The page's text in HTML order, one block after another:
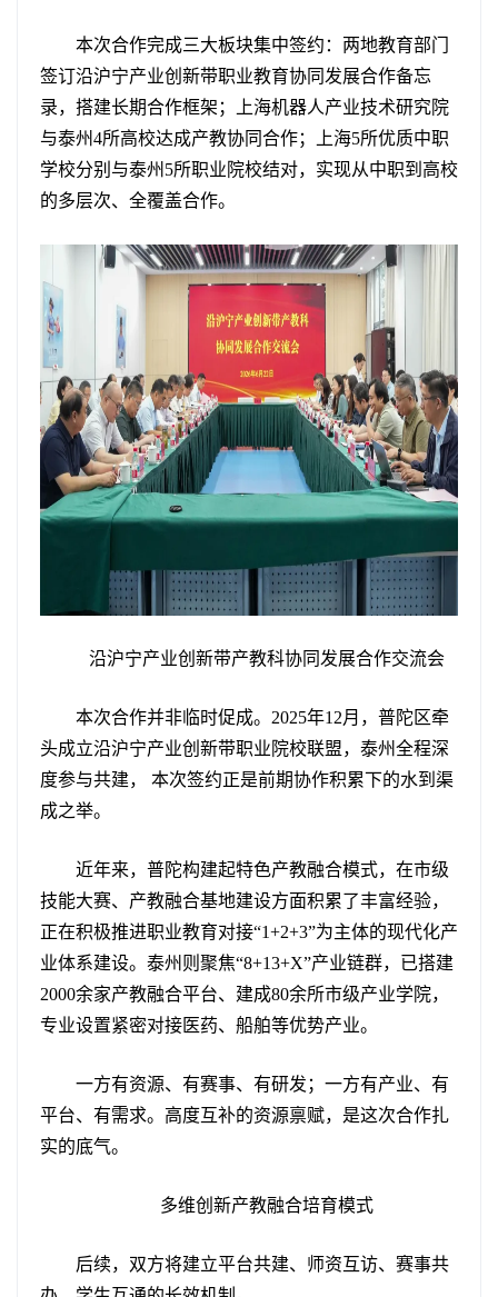
本次合作完成三大板块集中签约：两地教育部门
签订沿沪宁产业创新带职业教育协同发展合作备忘
录，搭建长期合作框架；上海机器人产业技术研究院
与泰州4所高校达成产教协同合作；上海5所优质中职
学校分别与泰州5所职业院校结对，实现从中职到高校
的多层次、全覆盖合作。
沿沪宁产业创新带产教科协同发展合作交流会
本次合作并非临时促成。2025年12月，普陀区牵
头成立沿沪宁产业创新带职业院校联盟，泰州全程深
度参与共建， 本次签约正是前期协作积累下的水到渠
成之举。
近年来，普陀构建起特色产教融合模式，在市级
技能大赛、产教融合基地建设方面积累了丰富经验，
正在积极推进职业教育对接“1+2+3”为主体的现代化产
业体系建设。泰州则聚焦“8+13+X”产业链群，已搭建
2000余家产教融合平台、建成80余所市级产业学院，
专业设置紧密对接医药、船舶等优势产业。
一方有资源、有赛事、有研发；一方有产业、有
平台、有需求。高度互补的资源禀赋，是这次合作扎
实的底气。
多维创新产教融合培育模式
后续，双方将建立平台共建、师资互访、赛事共